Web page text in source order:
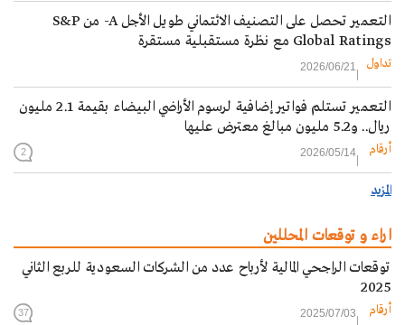
التعمير تحصل على التصنيف الائتماني طويل الأجل A- من S&P
Global Ratings مع نظرة مستقبلية مستقرة
تداول 2026/06/21
التعمير تستلم فواتير إضافية لرسوم الأراضي البيضاء بقيمة 2.1 مليون
ريال.. و5.2 مليون مبالغ معترض عليها
أرقام 2026/05/14
2
المزيد
اراء و توقعات المحللين
توقعات الراجحي المالية لأرباح عدد من الشركات السعودية للربع الثاني
2025
أرقام 2025/07/03
37